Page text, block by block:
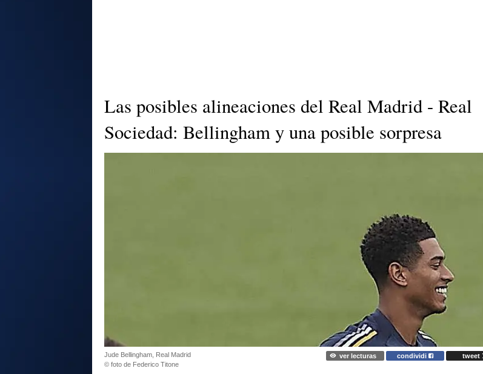
Las posibles alineaciones del Real Madrid - Real
Sociedad: Bellingham y una posible sorpresa
Jude Bellingham, Real Madrid
© foto de Federico Titone
ver lecturas condividi tweet